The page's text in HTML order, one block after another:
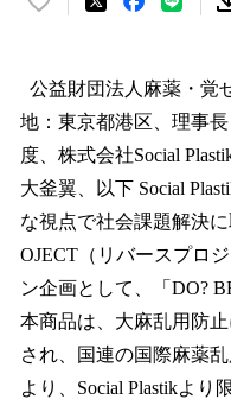
い
！
読
み
込
み
中
で
す
公益財団法人麻薬・覚
地：東京都港区、理事
度、株式会社Social
大釜翼、以下 Social
な視点で社会課題解決
OJECT（リバースプロ
ン企画として、「DO?
本商品は、大麻乱用防
され、国連の国際麻薬
より、Social Plastikより